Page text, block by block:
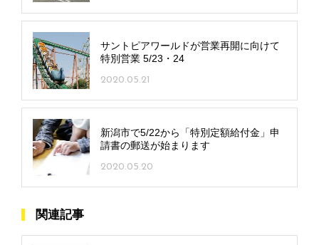
サントピアワールドが営業再開に向けて
特別営業 5/23・24
2020.05.21
新潟市で5/22から「特別定額給付金」申
請書の郵送が始まります
2020.05.20
関連記事